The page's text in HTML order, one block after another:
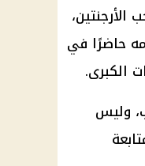
الأرجنتين،
حاضرًا في
الكبرى.
وليس